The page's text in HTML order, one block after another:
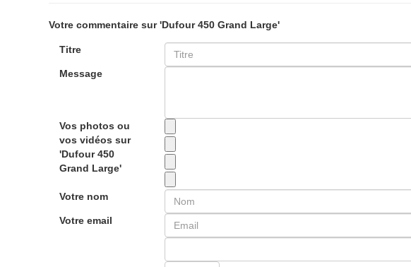
Votre commentaire sur 'Dufour 450 Grand Large'
Titre
Message
Vos photos ou
vos vidéos sur
'Dufour 450
Grand Large'
Votre nom
Votre email